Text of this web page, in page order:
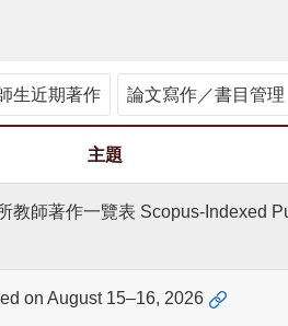
生近期著作 論文寫作／書目管理
主題
師著作一覽表 Scopus-Indexed
on August 15–16, 2026